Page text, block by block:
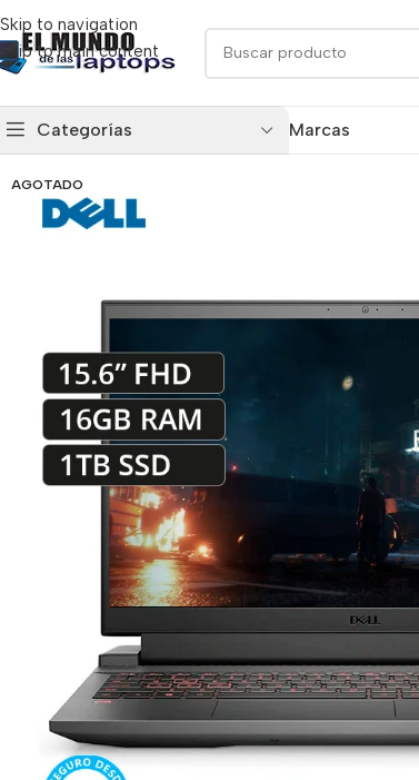
Skip to navigation
Skip to main content
Categorías Marcas
AGOTADO